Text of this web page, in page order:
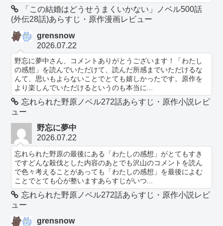
「この結婚はどうせうまくいかない」ノベル500話
(外伝28話)あらすじ・原作漫画レビュー
grensnow
2026.07.22
野忘に夢中さん、コメントありがとうございます！「わたし
の感想」を読んでいただけて、読んだ所感までいただけるな
んて、思いもよらないことでとても嬉しかったです。原作を
より楽しんでいただけるというのも本当に...
忘れられた野原ノベル272話あらすじ・原作小説レビ
ュー
野忘に夢中
2026.07.22
忘れられた野原の最後にある「わたしの感想」がとてもすき
ですどんな殺伐とした内容のあとでも沢山のコメントを読ん
で色々考えることがあっても「わたしの感想」を最後によむ
ことでとても心が整いますあらすじがいつ...
忘れられた野原ノベル272話あらすじ・原作小説レビ
ュー
grensnow